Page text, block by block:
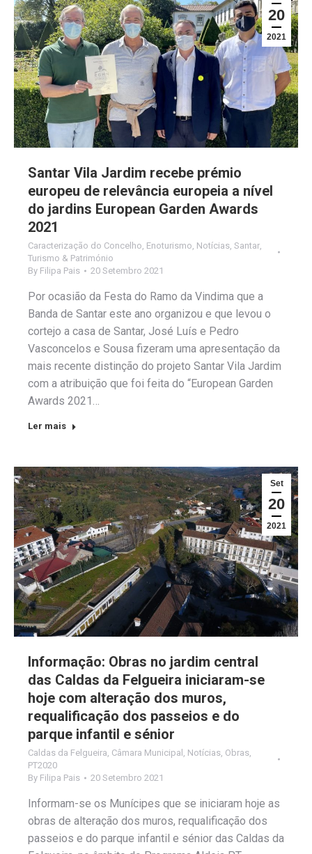
20
2021
Santar Vila Jardim recebe prémio
europeu de relevância europeia a nível
do jardins European Garden Awards
2021
Caracterização do Concelho, Enoturismo, Notícias, Santar,
Turismo & Património
By Filipa Pais 20 Setembro 2021
Por ocasião da Festa do Ramo da Vindima que a
Banda de Santar este ano organizou e que levou o
cortejo a casa de Santar, José Luís e Pedro
Vasconcelos e Sousa fizeram uma apresentação da
mais recente distinção do projeto Santar Vila Jardim
com a atribuição que foi feita do “European Garden
Awards 2021…
Ler mais
Set
20
2021
Informação: Obras no jardim central
das Caldas da Felgueira iniciaram-se
hoje com alteração dos muros,
requalificação dos passeios e do
parque infantil e sénior
Caldas da Felgueira, Câmara Municipal , Notícias, Obras,
PT2020
By Filipa Pais 20 Setembro 2021
Informam-se os Munícipes que se iniciaram hoje as
obras de alteração dos muros, requalificação dos
passeios e do parque infantil e sénior das Caldas da